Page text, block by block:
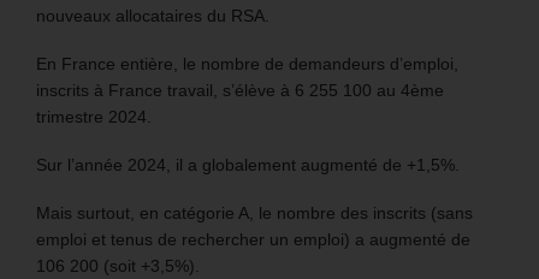
nouveaux allocataires du RSA.
En France entière, le nombre de demandeurs d’emploi,
inscrits à France travail, s’élève à 6 255 100 au 4ème
trimestre 2024.
Sur l’année 2024, il a globalement augmenté de +1,5%.
Mais surtout, en catégorie A, le nombre des inscrits (sans
emploi et tenus de rechercher un emploi) a augmenté de
106 200 (soit +3,5%).